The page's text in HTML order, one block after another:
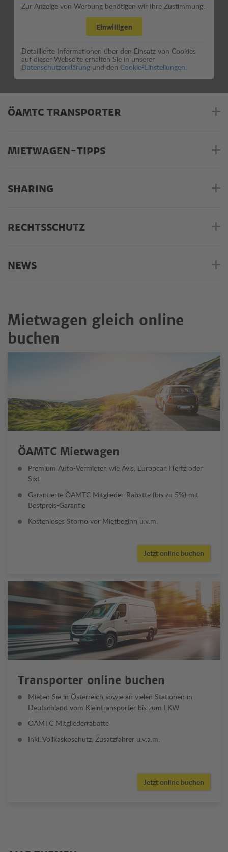
Zur Anzeige von Werbung benötigen wir Ihre Zustimmung.
Einwilligen
Detaillierte Informationen über den Einsatz von Cookies
auf dieser Webseite erhalten Sie in unserer
Datenschutzerklärung und den Cookie-Einstellungen.
ÖAMTC TRANSPORTER
MIETWAGEN-TIPPS
SHARING
RECHTSSCHUTZ
NEWS
Mietwagen gleich online
buchen
ÖAMTC Mietwagen
Premium Auto-Vermieter, wie Avis, Europcar, Hertz oder
Sixt
Garantierte ÖAMTC Mitglieder-Rabatte (bis zu 5%) mit
Bestpreis-Garantie
Kostenloses Storno vor Mietbeginn u.v.m.
Jetzt online buchen
Transporter online buchen
Mieten Sie in Österreich sowie an vielen Stationen in
Deutschland vom Kleintransporter bis zum LKW
ÖAMTC Mitgliederrabatte
Inkl. Vollkaskoschutz, Zusatzfahrer u.v.a.m.
Jetzt online buchen